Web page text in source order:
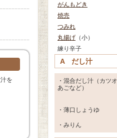
を
がんもどき
焼売
つみれ
丸揚げ （小）
練り辛子
A だし汁
・混合だし汁（カツ
あごなど）
・薄口しょうゆ
・みりん